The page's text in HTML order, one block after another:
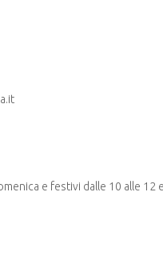
e festivi dalle 10 alle 12